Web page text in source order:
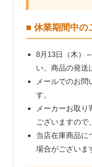
サバトン オレンジラメ
■ 休業期間中の
8月13日（木）
い、商品の発送
メールでのお問
す。
メーカーお取
ございますので
当店在庫商品に
場合がございま